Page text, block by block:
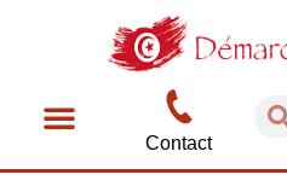
Contact